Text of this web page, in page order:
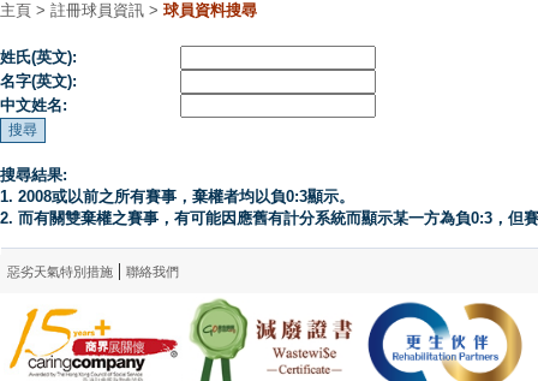
主頁 > 註冊球員資訊 > 球員資料搜尋
姓氏(英文):
名字(英文):
中文姓名:
搜尋結果:
1. 2008或以前之所有賽事，棄權者均以負0:3顯示。
2. 而有關雙棄權之賽事，有可能因應舊有計分系統而顯示某一方為負0:3，但